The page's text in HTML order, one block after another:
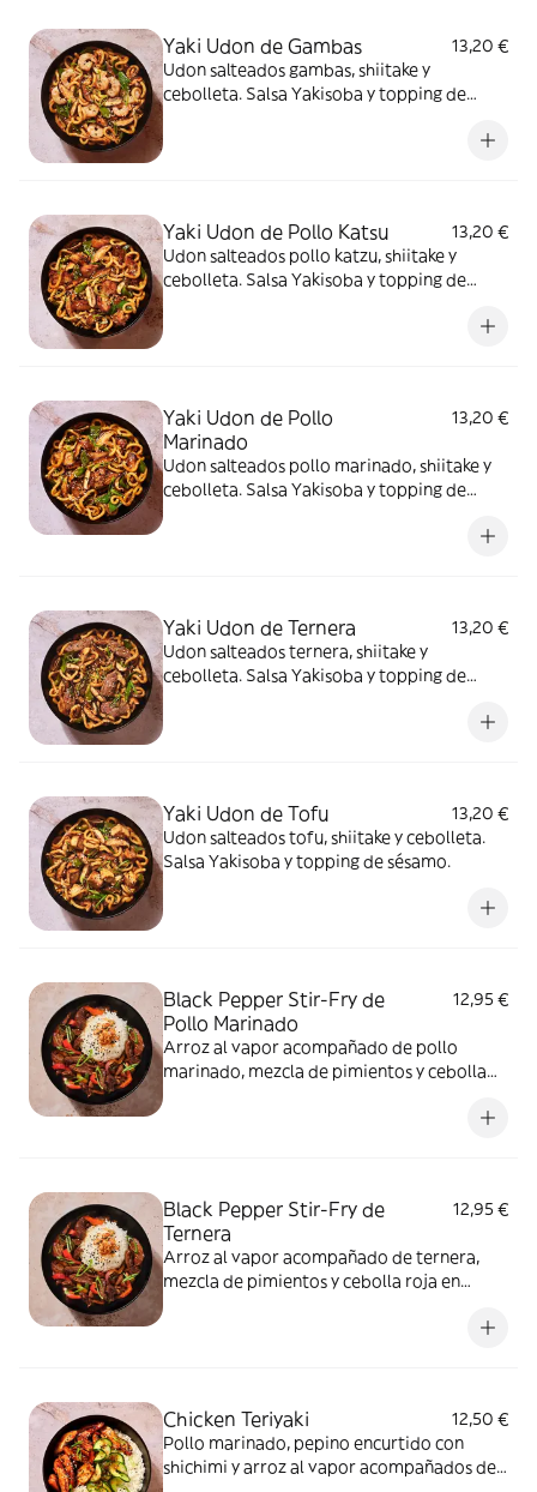
Yaki Udon de Gambas
13,20 €
Udon salteados gambas, shiitake y
cebolleta. Salsa Yakisoba y topping de
Yaki Udon de Pollo Katsu
13,20 €
Udon salteados pollo katzu, shiitake y
cebolleta. Salsa Yakisoba y topping de
Yaki Udon de Pollo
Marinado
13,20 €
Udon salteados pollo marinado, shiitake y
cebolleta. Salsa Yakisoba y topping de
Yaki Udon de Ternera
13,20 €
Udon salteados ternera, shiitake y
cebolleta. Salsa Yakisoba y topping de
Yaki Udon de Tofu
13,20 €
Udon salteados tofu, shiitake y cebolleta.
Salsa Yakisoba y topping de sésamo.
Black Pepper Stir-Fry de
Pollo Marinado
12,95 €
Arroz al vapor acompañado de pollo
marinado, mezcla de pimientos y cebolla
negra, con topping de cebolla frita sésamo
Black Pepper Stir-Fry de
Ternera
12,95 €
Arroz al vapor acompañado de ternera,
mezcla de pimientos y cebolla roja en
Chicken Teriyaki
12,50 €
Pollo marinado, pepino encurtido con
shichimi y arroz al vapor acompañados de